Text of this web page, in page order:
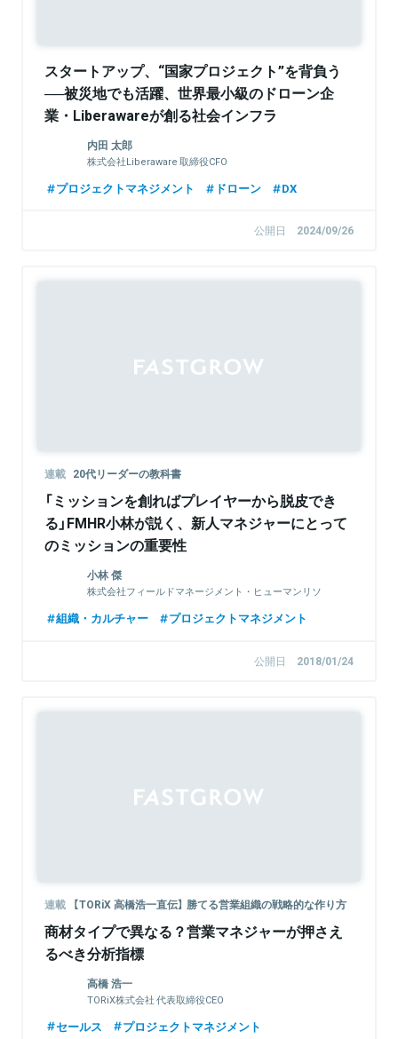
スタートアップ、“国家プロジェクト”を背負う
──被災地でも活躍、世界最小級のドローン企
業・Liberawareが創る社会インフラ
内田 太郎
株式会社Liberaware 取締役CFO
プロジェクトマネジメント ドローン DX
公開日 2024/09/26
連載 20代リーダーの教科書
「ミッションを創ればプレイヤーから脱皮でき
る」FMHR小林が説く、新人マネジャーにとって
のミッションの重要性
小林 傑
株式会社フィールドマネージメント・ヒューマンリソ
組織・カルチャー プロジェクトマネジメント
公開日 2018/01/24
連載 【TORiX 高橋浩一直伝】 勝てる営業組織の戦略的な作り方
商材タイプで異なる？営業マネジャーが押さえ
るべき分析指標
高橋 浩一
TORiX株式会社 代表取締役CEO
セールス
プロジェクトマネジメント